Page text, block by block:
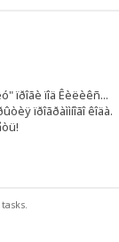
ïðîãè ïîä Êèëèêñ...
ïðîãðàììíîãî êîäà.